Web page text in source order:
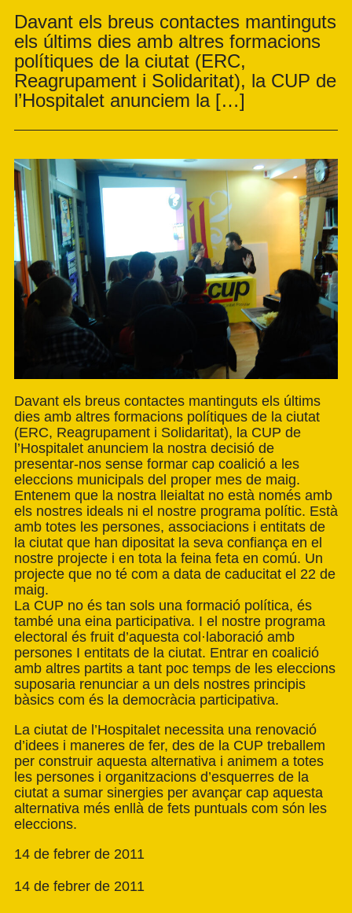
Davant els breus contactes mantinguts
els últims dies amb altres formacions
polítiques de la ciutat (ERC,
Reagrupament i Solidaritat), la CUP de
l’Hospitalet anunciem la […]
Davant els breus contactes mantinguts els últims
dies amb altres formacions polítiques de la ciutat
(ERC, Reagrupament i Solidaritat), la CUP de
l’Hospitalet anunciem la nostra decisió de
presentar-nos sense formar cap coalició a les
eleccions municipals del proper mes de maig.
Entenem que la nostra lleialtat no està només amb
els nostres ideals ni el nostre programa polític. Està
amb totes les persones, associacions i entitats de
la ciutat que han dipositat la seva confiança en el
nostre projecte i en tota la feina feta en comú. Un
projecte que no té com a data de caducitat el 22 de
maig.
La CUP no és tan sols una formació política, és
també una eina participativa. I el nostre programa
electoral és fruit d’aquesta col·laboració amb
persones I entitats de la ciutat. Entrar en coalició
amb altres partits a tant poc temps de les eleccions
suposaria renunciar a un dels nostres principis
bàsics com és la democràcia participativa.
La ciutat de l’Hospitalet necessita una renovació
d’idees i maneres de fer, des de la CUP treballem
per construir aquesta alternativa i animem a totes
les persones i organitzacions d’esquerres de la
ciutat a sumar sinergies per avançar cap aquesta
alternativa més enllà de fets puntuals com són les
eleccions.
14 de febrer de 2011
14 de febrer de 2011